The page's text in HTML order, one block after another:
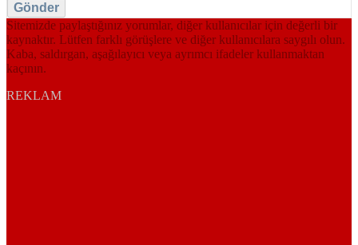
Gönder
Sitemizde paylaştığınız yorumlar, diğer kullanıcılar için değerli bir
kaynaktır. Lütfen farklı görüşlere ve diğer kullanıcılara saygılı olun.
Kaba, saldırgan, aşağılayıcı veya ayrımcı ifadeler kullanmaktan
kaçının.
REKLAM